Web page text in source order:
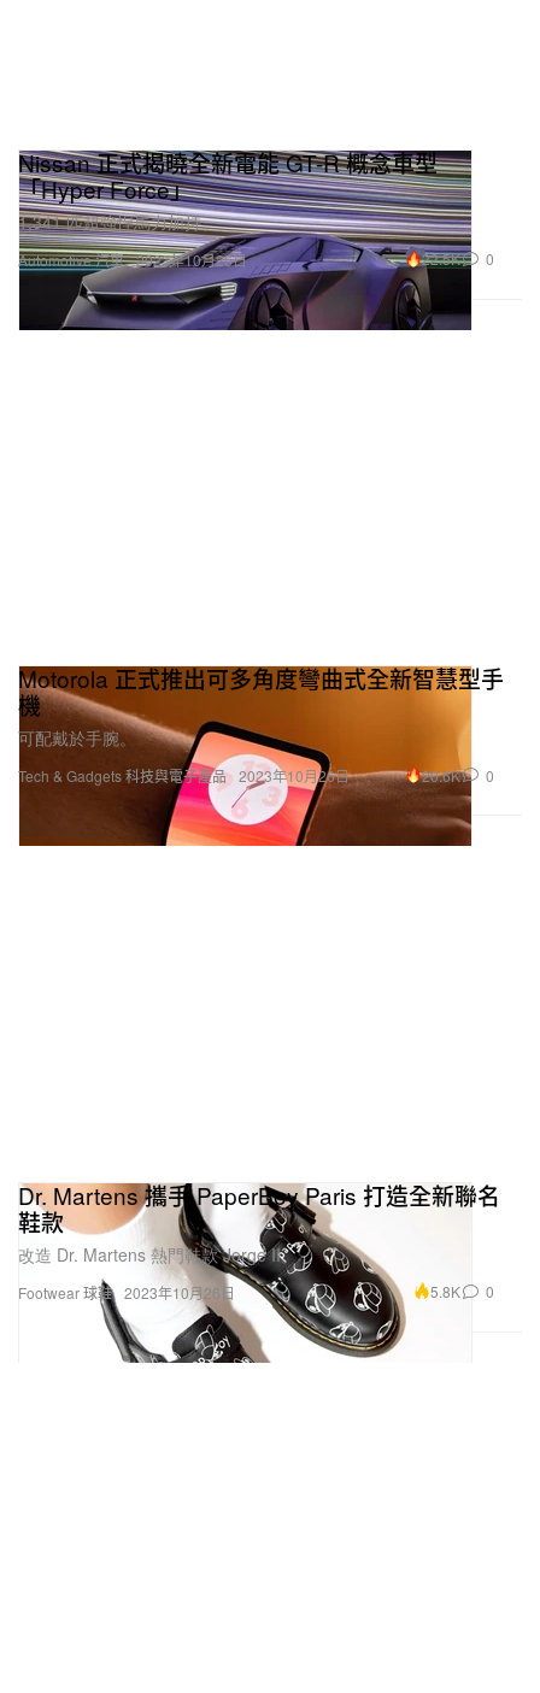
Automotive 汽車
Nissan 正式揭曉全新電能 GT-R 概念車型
「Hyper Force」
1,341 匹超強悍馬力加持。
2023年10月26日 22.5K 0
Tech & Gadgets 科技與電子產品
Motorola 正式推出可多角度彎曲式全新智慧型手
機
可配戴於手腕。
2023年10月26日 20.6K 0
Footwear 球鞋
Dr. Martens 攜手 PaperBoy Paris 打造全新聯名
鞋款
改造 Dr. Martens 熱門鞋款 Jorge II。
2023年10月26日 5.8K 0